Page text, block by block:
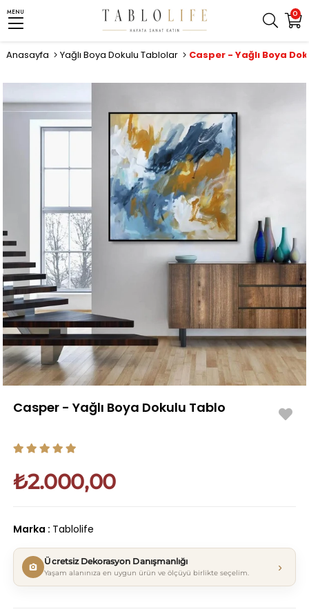
0
MENU
Anasayfa Yağlı Boya Dokulu Tablolar Casper - Yağlı Boya
Casper - Yağlı Boya Dokulu Tablo
₺2.000,00
Marka : Tablolife
Ücretsiz Dekorasyon Danışmanlığı
Yaşam alanınıza en uygun ürün ve ölçüyü birlikte seçelim. ›